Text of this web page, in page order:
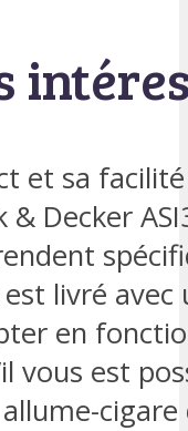
et sa
& Decker
est livré
en
vous est
cigare